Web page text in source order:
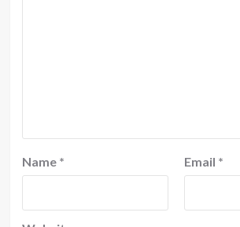
Name * Email *